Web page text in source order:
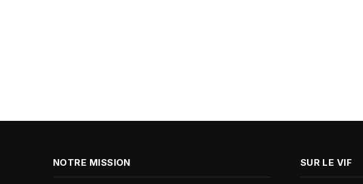
NOTRE MISSION SUR LE VIF